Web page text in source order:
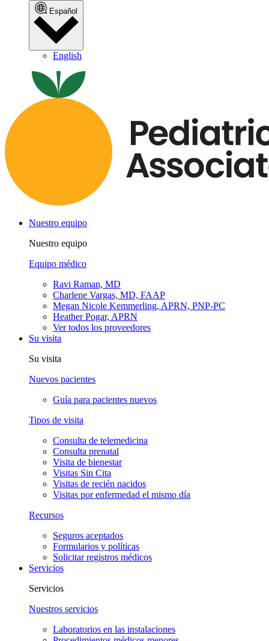
Español
English
Nuestro equipo
Nuestro equipo
Equipo médico
Ravi Raman, MD
Charlene Vargas, MD, FAAP
Megan Nicole Kemmerling, APRN, PNP-PC
Heather Pogar, APRN
Ver todos los proveedores
Su visita
Su visita
Nuevos pacientes
Guía para pacientes nuevos
Tipos de visita
Consulta de telemedicina
Consulta prenatal
Visita de bienestar
Visitas Sin Cita
Visitas de recién nacidos
Visitas por enfermedad el mismo día
Recursos
Seguros aceptados
Formularios y políticas
Solicitar registros médicos
Servicios
Servicios
Nuestros servicios
Laboratorios en las instalaciones